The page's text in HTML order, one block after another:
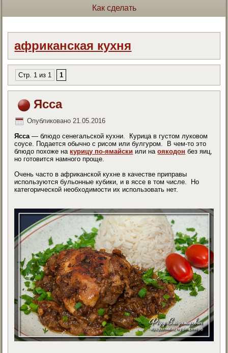
Как сделать
африканская кухня
Стр. 1 из 1 1
Ясса
Опубликовано 21.05.2016
Ясса— блюдо сенегальской кухни. Курица в густом луковом
соусе. Подается обычно с рисом или булгуром. В чем-то это
блюдо похоже на курицу по-ямайски или наоякодон без яиц,
но готовится намного проще.
Очень часто в африканской кухне в качестве приправы
используются бульонные кубики, и в яссе в том числе. Но
категорической необходимости их использовать нет.